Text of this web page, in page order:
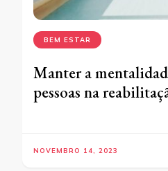
BEM ESTAR
Manter a
pessoas na
NOVEMBRO 14, 2023